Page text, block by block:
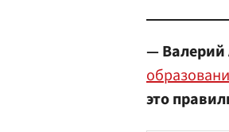
— Валерий
это